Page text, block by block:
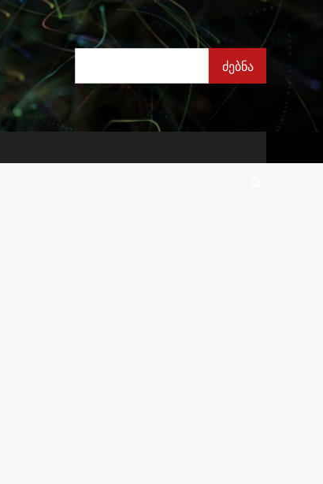
ძებნა
ძებნა